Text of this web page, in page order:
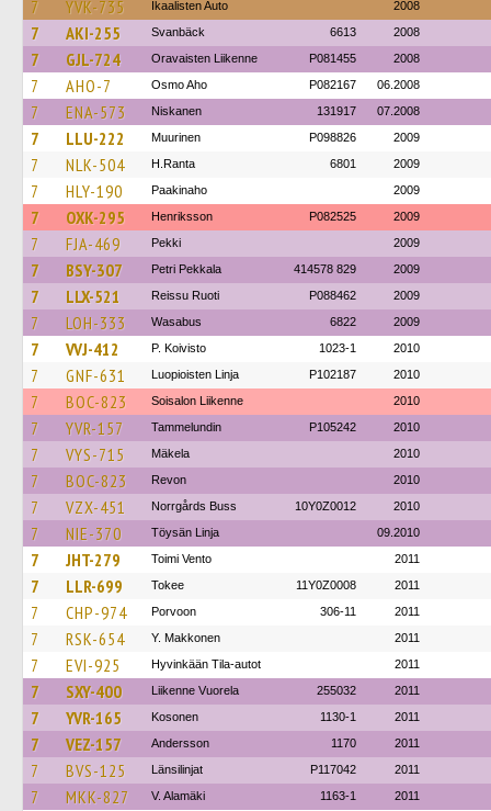
7 YVK-735 Ikaalisten Auto 2008
7 AKI-255 Svanbäck 6613 2008
7 GJL-724 Oravaisten Liikenne P081455 2008
7 AHO-7 Osmo Aho P082167 06.2008
7 ENA-573 Niskanen 131917 07.2008
7 LLU-222 Muurinen P098826 2009
7 NLK-504 H.Ranta 6801 2009
7 HLY-190 Paakinaho 2009
7 OXK-295 Henriksson P082525 2009
7 FJA-469 Pekki 2009
7 BSY-307 Petri Pekkala 414578 829 2009
7 LLX-521 Reissu Ruoti P088462 2009
7 LOH-333 Wasabus 6822 2009
7 VVJ-412 P. Koivisto 1023-1 2010
7 GNF-631 Luopioisten Linja P102187 2010
7 BOC-823 Soisalon Liikenne 2010
7 YVR-157 Tammelundin P105242 2010
7 VYS-715 Mäkela 2010
7 BOC-823 Revon 2010
7 VZX-451 Norrgårds Buss 10Y0Z0012 2010
7 NIE-370 Töysän Linja 09.2010
7 JHT-279 Toimi Vento 2011
7 LLR-699 Tokee 11Y0Z0008 2011
7 CHP-974 Porvoon 306-11 2011
7 RSK-654 Y. Makkonen 2011
7 EVI-925 Hyvinkään Tila-autot 2011
7 SXY-400 Liikenne Vuorela 255032 2011
7 YVR-165 Kosonen 1130-1 2011
7 VEZ-157 Andersson 1170 2011
7 BVS-125 Länsilinjat P117042 2011
7 MKK-827 V. Alamäki 1163-1 2011